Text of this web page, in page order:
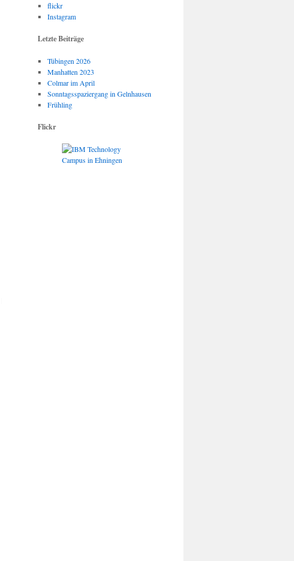
flickr
Instagram
Letzte Beiträge
Tübingen 2026
Manhatten 2023
Colmar im April
Sonntagsspaziergang in Gelnhausen
Frühling
Flickr